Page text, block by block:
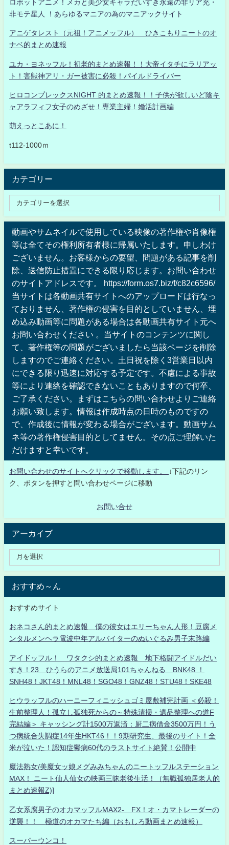
ロボットアニメ！メカと美少女キャラだいすき永遠の非リア充・
非モテ星人 ！あらゆるマニアの為のマニアックサイト
アニゲタレスト（元祖！アニメッフル） ひきこもりニートのオ
ナベ的まとめ速報
ユカ・ヨネッフル！初老的まとめ速報！！大帝イタチにラリアッ
ト！害獣神アリ・ガー被害に必殺！パイルドライバー
ヒロコンプレックスNIGHT 的まとめ速報！！子供が欲しいど陰キ
ャアラフィフ女子のめざせ！専業主婦！婚活計画編
萌えっとこあに！
t112-1000ｍ
カテゴリー
動画やサムネイルで使用している映像の著作権や肖像権
等は全てその権利所有者様に帰属いたします。申しわけ
ございません。お客様からの要望、問題がある記事を削
除、送信防止措置にできる限り応じます。お問い合わせ
のサイトアドレスです。 https://form.os7.biz/f/c82c6596/
当サイトは各動画共有サイトへのアップロードは行なっ
ておりません、著作権の侵害を目的としていません、埋
め込み動画等に問題がある場合は各動画共有サイト元へ
お問い合わせください 。当サイトのコンテンツに関し
て、著作権等の問題がございましたら当該ページを削除
しますのでご連絡ください。土日祝を除く3営業日以内
にできる限り迅速に対応する予定です。不慮による事故
等により連絡を確認できないこともありますので何卒、
ご了承ください。まずはこちらの問い合わせよりご連絡
お願い致します。情報は作成時点の日時のものですの
で、作成後に情報が変わる場合がございます。動画サム
ネ等の著作権侵害目的としてません。その点ご理解いた
だけますと幸いです。
お問い合わせのサイトへクリックで移動します。
↓下記のリン
ク、ボタンを押すと問い合わせページに移動
お問い合せ
アーカイブ
おすすめ～ん
おすすめサイト
おネコさん的まとめ速報 僕の彼女はエリーちゃん人形！豆腐メ
ンタルメンヘラ電波中年アルバイターのぬいぐるみ男子末路編
アイドッフル！ ワタクシ的まとめ速報 地下格闘アイドルだい
すき！23 ひうらのアニメ放送局101ちゃんねる BNK48 ！
SNH48！JKT48！MNL48！SGO48！GNZ48！STU48！SKE48
ヒウラッフルのハーニーフィニッシュゴミ屋敷補完計画 ＜必殺！
生前整理人！孤立し孤独死からの～特殊清掃・遺品整理への道F
完結編＞ キャッシング計1500万返済：厨二病借金3500万円！う
つ病統合失調症14年生HKT46！！9期研究生、最後のサイト！全
米が泣いた！認知症鬱病60代のラストサイト絶賛！公開中
魔法熟女/美魔女ッ娘メグみみちゃんのニートッフルステーション
MAX！ ニート仙人仙女の映画三昧老後生活！（無職孤独居老人的
まとめ速報Z)]
乙女系腐男子のオカマッフルMAX2- FX！オ・カマトレーダーの
逆襲！！ 極道のオカマたち編（おもしろ動画まとめ速報）
スーパーウンコ！